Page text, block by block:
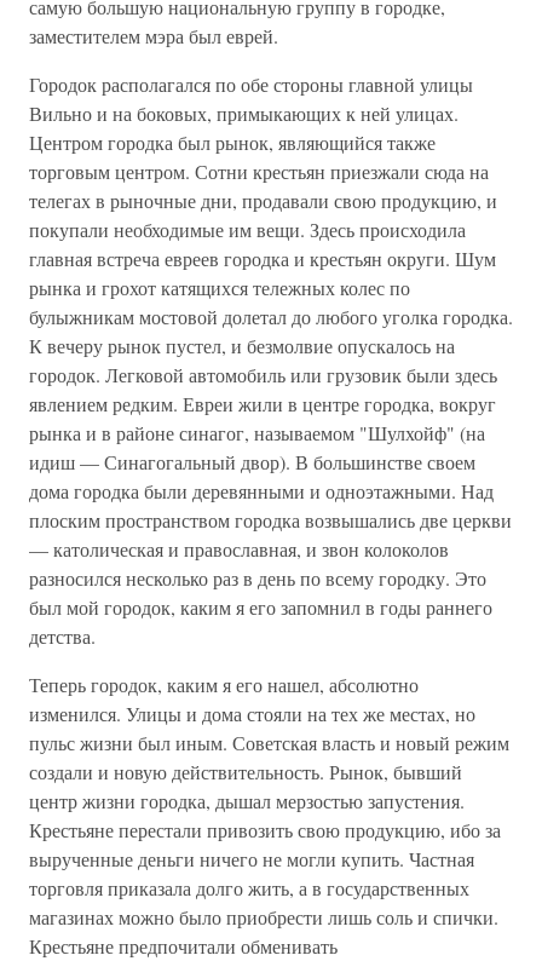
самую большую национальную группу в городке,
заместителем мэра был еврей.
Городок располагался по обе стороны главной улицы
Вильно и на боковых, примыкающих к ней улицах.
Центром городка был рынок, являющийся также
торговым центром. Сотни крестьян приезжали сюда на
телегах в рыночные дни, продавали свою продукцию, и
покупали необходимые им вещи. Здесь происходила
главная встреча евреев городка и крестьян округи. Шум
рынка и грохот катящихся тележных колес по
булыжникам мостовой долетал до любого уголка городка.
К вечеру рынок пустел, и безмолвие опускалось на
городок. Легковой автомобиль или грузовик были здесь
явлением редким. Евреи жили в центре городка, вокруг
рынка и в районе синагог, называемом "Шулхойф" (на
идиш — Синагогальный двор). В большинстве своем
дома городка были деревянными и одноэтажными. Над
плоским пространством городка возвышались две церкви
— католическая и православная, и звон колоколов
разносился несколько раз в день по всему городку. Это
был мой городок, каким я его запомнил в годы раннего
детства.
Теперь городок, каким я его нашел, абсолютно
изменился. Улицы и дома стояли на тех же местах, но
пульс жизни был иным. Советская власть и новый режим
создали и новую действительность. Рынок, бывший
центр жизни городка, дышал мерзостью запустения.
Крестьяне перестали привозить свою продукцию, ибо за
вырученные деньги ничего не могли купить. Частная
торговля приказала долго жить, а в государственных
магазинах можно было приобрести лишь соль и спички.
Крестьяне предпочитали обменивать